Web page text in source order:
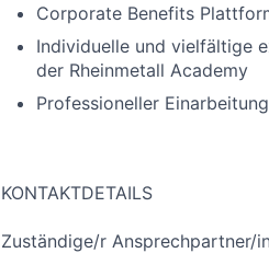
Corporate Benefits
Individuelle und vielfältige
der Rheinmetall Academy
Professioneller
KONTAKTDETAILS
Zuständige/r Ansprechpartner/